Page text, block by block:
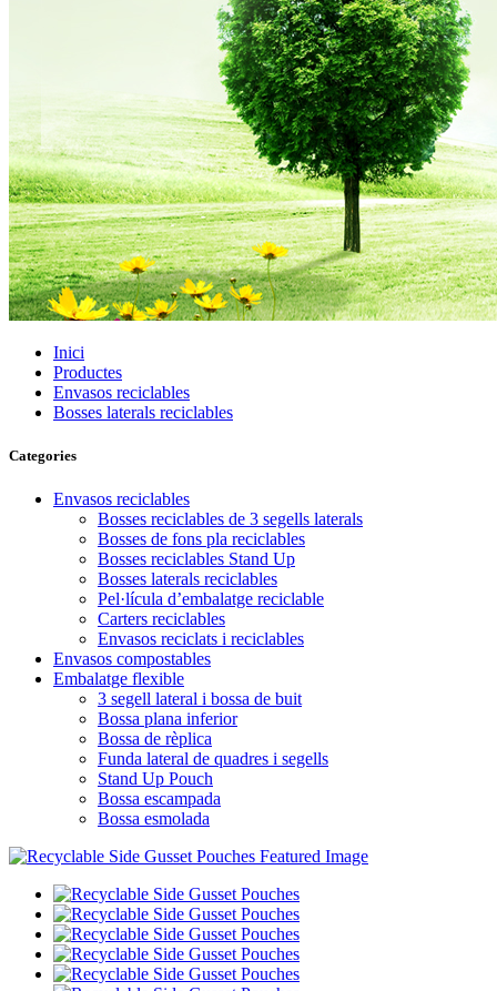
Inici
Productes
Envasos reciclables
Bosses laterals reciclables
Categories
Envasos reciclables
Bosses reciclables de 3 segells laterals
Bosses de fons pla reciclables
Bosses reciclables Stand Up
Bosses laterals reciclables
Pel·lícula d’embalatge reciclable
Carters reciclables
Envasos reciclats i reciclables
Envasos compostables
Embalatge flexible
3 segell lateral i bossa de buit
Bossa plana inferior
Bossa de rèplica
Funda lateral de quadres i segells
Stand Up Pouch
Bossa escampada
Bossa esmolada